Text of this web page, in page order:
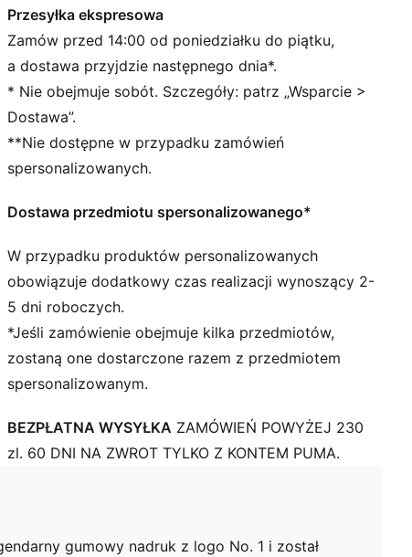
Wąski krój
Pojedynczy dżersej
Standardowa długość
Okrągły dekolt
Model bez rękawów
Gumowany nadruk z logo PUMA No. 1
Charakterystyczne detale marki PUMA
Przesyłka ekspresowa
Zamów przed 14:00 od poniedziałku do piątku,
a dostawa przyjdzie następnego dnia*.
* Nie obejmuje sobót. Szczegóły: patrz „Wsparcie >
Dostawa”.
**Nie dostępne w przypadku zamówień
spersonalizowanych.
Dostawa przedmiotu spersonalizowanego*
W przypadku produktów personalizowanych
obowiązuje dodatkowy czas realizacji wynoszący 2-
5 dni roboczych.
*Jeśli zamówienie obejmuje kilka przedmiotów,
zostaną one dostarczone razem z przedmiotem
spersonalizowanym.
BEZPŁATNA WYSYŁKA ZAMÓWIEŃ POWYŻEJ 230
zl. 60 DNI NA ZWROT TYLKO Z KONTEM PUMA.
gumowy nadruk z logo No. 1 i został